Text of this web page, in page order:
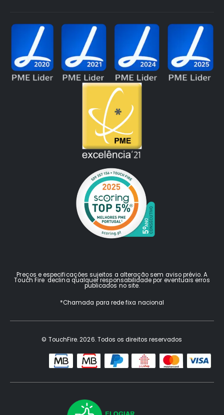
Preços e especificações sujeitos a alteração sem aviso prévio. A
Touch Fire declina qualquer responsabilidade por eventuais erros
publicados no site.
*Chamada para rede fixa nacional
© TouchFire. 2026. Todos os direitos reservados